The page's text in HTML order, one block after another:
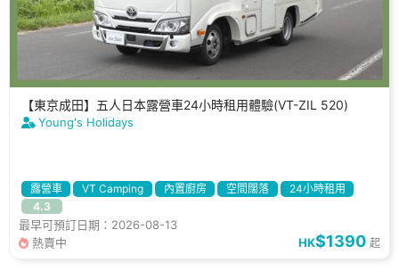
【東京成田】五人日本露營車24小時租用體驗(VT-ZIL 520)
Young's Holidays
露營車 VT Camping 內置廚房 空間闊落
24小時租用
租用廁所
4.3
最早可預訂日期：2026-08-13
熱賣中
HK$1390 起